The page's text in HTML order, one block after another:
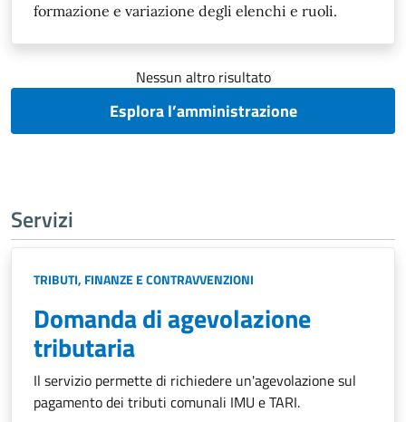
formazione e variazione degli elenchi e ruoli.
Nessun altro risultato
Esplora l’amministrazione
Servizi
TRIBUTI, FINANZE E CONTRAVVENZIONI
Domanda di agevolazione
tributaria
Il servizio permette di richiedere un'agevolazione sul
pagamento dei tributi comunali IMU e TARI.